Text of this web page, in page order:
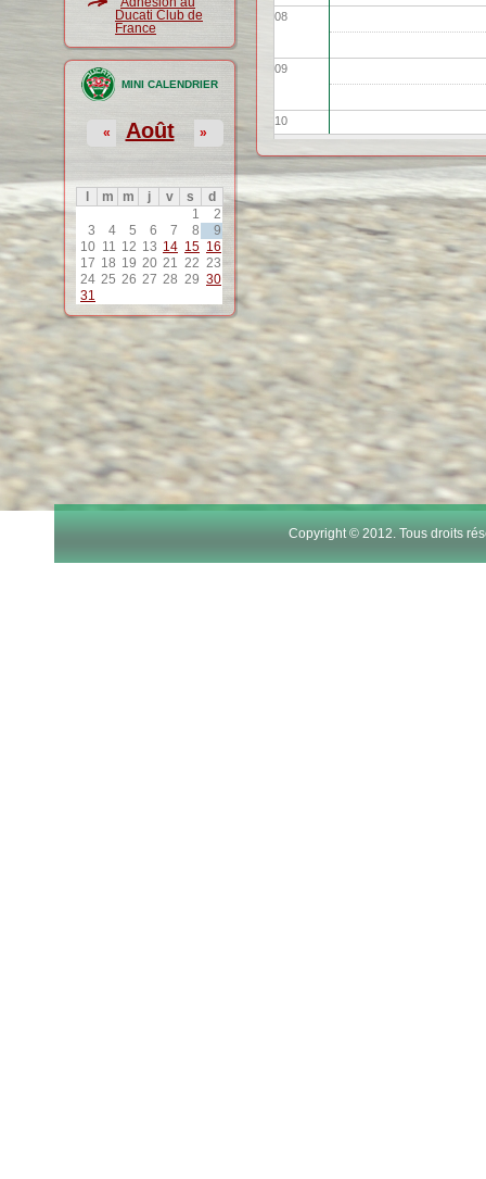
Ducati Club de
France
MINI CALENDRIER
Août
« »
m m j v s
d
1
2
3
4 5 6 7 8
9
10 11 12 13 14 15 16
17 18 19 20 21 22 23
24 25 26 27 28 29 30
31
08
09
10
11
12
13
15
17
Copyright © 2012. Tous droits